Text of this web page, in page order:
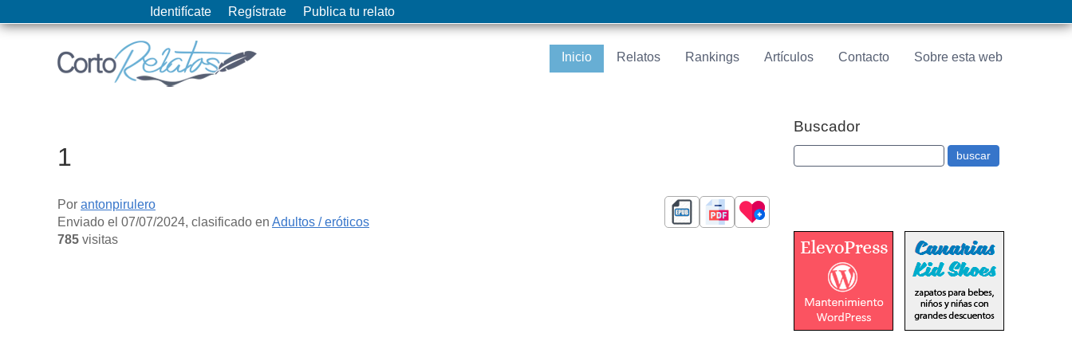
Identifícate Regístrate Publica tu relato
Inicio Relatos Rankings Artículos Contacto Sobre esta web
1
Por antonpirulero
Enviado el 07/07/2024, clasificado en Adultos / eróticos
785 visitas
Buscador